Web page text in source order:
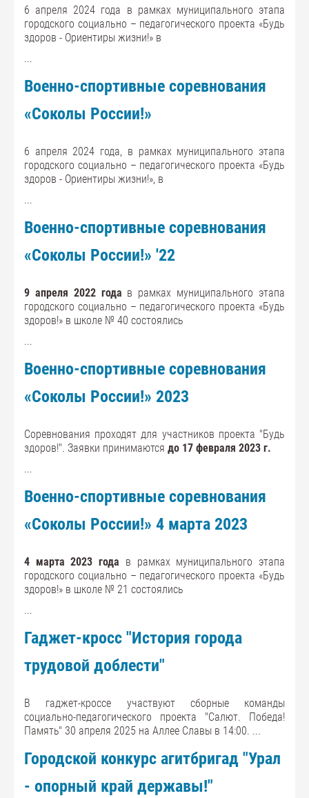
6 апреля 2024 года в рамках муниципального этапа
городского социально – педагогического проекта «Будь
здоров - Ориентиры жизни!» в
...
Военно-спортивные соревнования
«Соколы России!»
6 апреля 2024 года, в рамках муниципального этапа
городского социально – педагогического проекта «Будь
здоров - Ориентиры жизни!», в
...
Военно-спортивные соревнования
«Соколы России!» '22
9 апреля 2022 года в рамках муниципального этапа
городского социально – педагогического проекта «Будь
здоров!» в школе № 40 состоялись
...
Военно-спортивные соревнования
«Соколы России!» 2023
Соревнования проходят для участников проекта "Будь
здоров!". Заявки принимаются до 17 февраля 2023 г.
...
Военно-спортивные соревнования
«Соколы России!» 4 марта 2023
4 марта 2023 года в рамках муниципального этапа
городского социально – педагогического проекта «Будь
здоров!» в школе № 21 состоялись
...
Гаджет-кросс "История города
трудовой доблести"
В гаджет-кроссе участвуют сборные команды
социально-педагогического проекта "Салют. Победа!
Память" 30 апреля 2025 на Аллее Славы в 14:00. ...
Городской конкурс агитбригад "Урал
- опорный край державы!"